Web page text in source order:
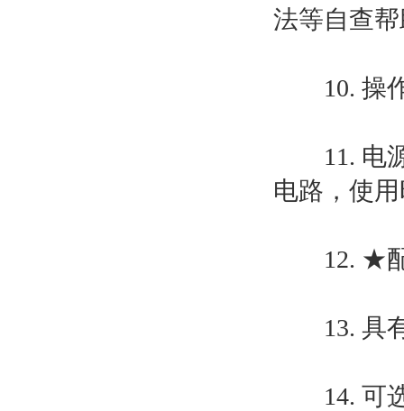
法等自查
10. 操作
11. 电源
电路，使
12. ★配
13. 具有
14. 可选